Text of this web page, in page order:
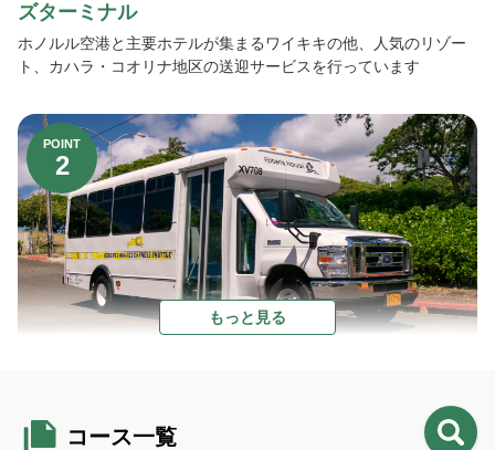
ハナウマ湾ツアー（シャトル＋入場券）
ルアウ特集
家族旅行におすすめ
リピーターにおすすめ
ご案内
会社案内
トラベル・エージェントの皆様へ
よくあるお問い合わせ
ズターミナル
ホノルル空港と主要ホテルが集まるワイキキの他、人気のリゾー
ト、カハラ・コオリナ地区の送迎サービスを行っています
POINT
2
乗り合いのシャトルバスサービスなので、リーズナブルな価格で
利用しやすいと人気のサービス
もっと見る
コース一覧